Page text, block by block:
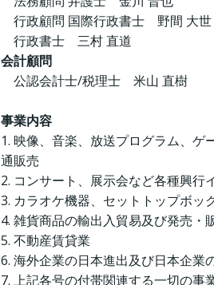
行政顧問 国際行政書士 野間 大世
行政書士 三村 直道
会計顧問
公認会計士/税理士 米山 直樹
事業内容
1. 映像、音楽、放送プログラム、
通販売
2. コンサート、展示会など各種興行
3. カラオケ機器、セットトップボッ
4. 雑貨商品の輸出入貿易及び発売・
5. 不動産賃貸業
6. 海外企業の日本進出及び日本企業
7. 上記各号の付帯関連する一切の事